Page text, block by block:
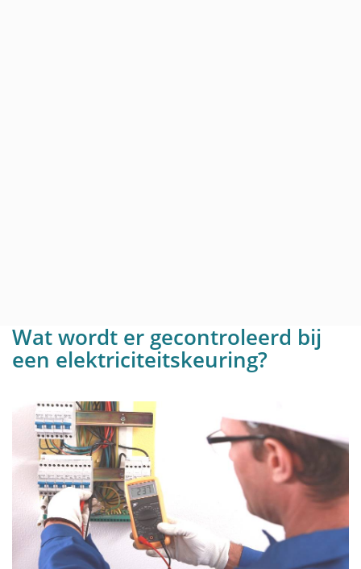
Wat wordt er gecontroleerd bij
een elektriciteitskeuring?